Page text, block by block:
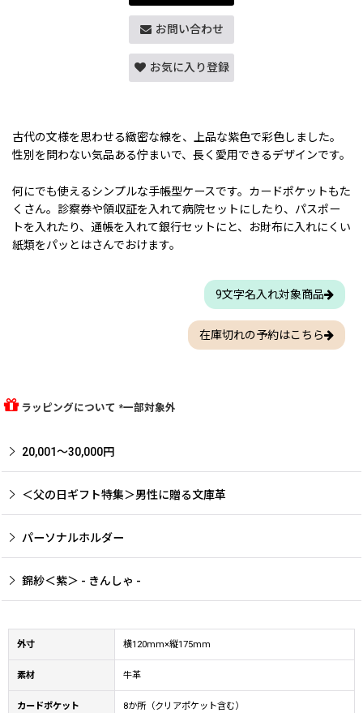
お問い合わせ
お気に入り登録
古代の文様を思わせる緻密な線を、上品な紫色で彩色しました。
性別を問わない気品ある佇まいで、長く愛用できるデザインです。
何にでも使えるシンプルな手帳型ケースです。カードポケットもた
くさん。診察券や領収証を入れて病院セットにしたり、パスポー
トを入れたり、通帳を入れて銀行セットにと、お財布に入れにくい
紙類をパッとはさんでおけます。
9文字名入れ対象商品
在庫切れの予約はこちら
ラッピングについて *一部対象外
20,001〜30,000円
＜父の日ギフト特集＞男性に贈る文庫革
パーソナルホルダー
錦紗＜紫＞ - きんしゃ -
外寸 横120mm×縦175mm
素材 牛革
カードポケット 8か所（クリアポケット含む）